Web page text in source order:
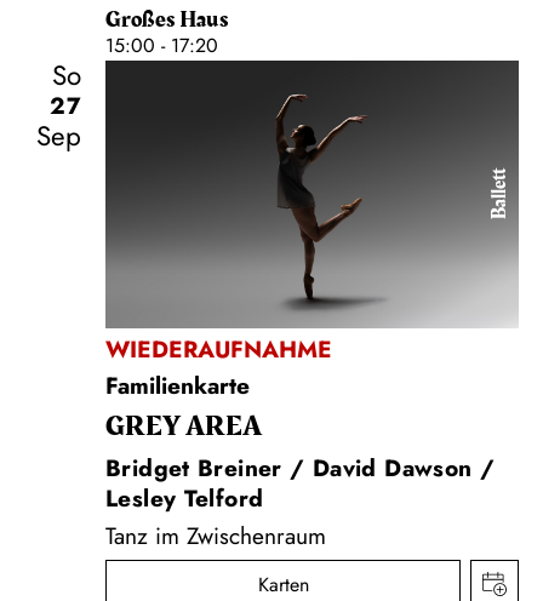
Großes Haus
15:00 - 17:20
So
27
Sep
Ballett
WIEDERAUFNAHME
Familienkarte
GREY AREA
Bridget Breiner / David Dawson /
Lesley Telford
Tanz im Zwischenraum
Karten